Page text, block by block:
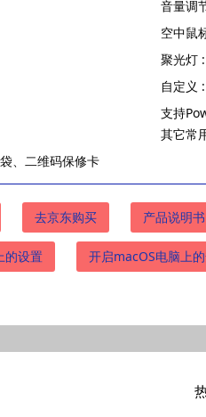
音量调
空中鼠
聚光灯
自定义
支持
其它常
、二维码保修卡
去京东购买 产品说明书
的设置 开启macOS电脑上